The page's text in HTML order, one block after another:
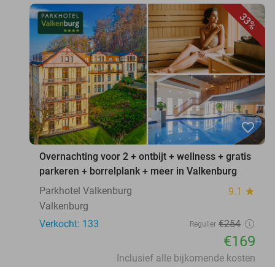
33%
favorite_border
Overnachting voor 2 + ontbijt + wellness + gratis
parkeren + borrelplank + meer in Valkenburg
Parkhotel Valkenburg
9.1 star
Valkenburg
Verkocht: 133
Regulier €254
€169
Inclusief alle bijkomende kosten